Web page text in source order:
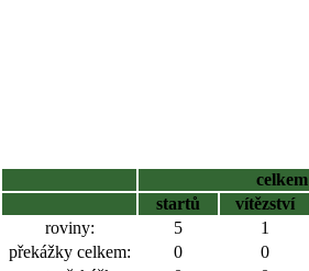
celkem
startů
vítězství
roviny:
5 1
překážky celkem:
0 0